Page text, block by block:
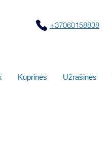
+37060158838
Kuprinės Užrašinės